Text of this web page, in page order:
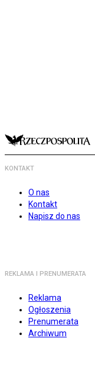
KONTAKT
O nas
Kontakt
Napisz do nas
REKLAMA I PRENUMERATA
Reklama
Ogłoszenia
Prenumerata
Archiwum